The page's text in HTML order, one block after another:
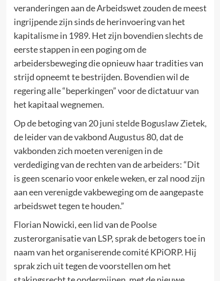
veranderingen aan de Arbeidswet zouden de meest
ingrijpende zijn sinds de herinvoering van het
kapitalisme in 1989. Het zijn bovendien slechts de
eerste stappen in een poging om de
arbeidersbeweging die opnieuw haar tradities van
strijd opneemt te bestrijden. Bovendien wil de
regering alle “beperkingen” voor de dictatuur van
het kapitaal wegnemen.
Op de betoging van 20 juni stelde Boguslaw Zietek,
de leider van de vakbond Augustus 80, dat de
vakbonden zich moeten verenigen in de
verdediging van de rechten van de arbeiders: “Dit
is geen scenario voor enkele weken, er zal nood zijn
aan een verenigde vakbeweging om de aangepaste
arbeidswet tegen te houden.”
Florian Nowicki, een lid van de Poolse
zusterorganisatie van LSP, sprak de betogers toe in
naam van het organiserende comité KPiORP. Hij
sprak zich uit tegen de voorstellen om het